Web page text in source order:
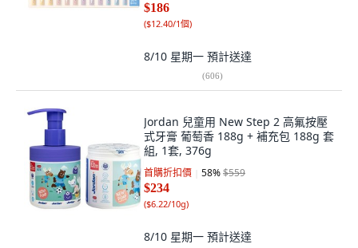
$186
($12.40/1個)
8/10 星期一 預計送達
(606)
Jordan 兒童用 New Step 2 高氟按壓
式牙膏 葡萄香 188g + 補充包 188g 套
組, 1套, 376g
首購折扣價 58%$559
$234
($6.22/10g)
8/10 星期一 預計送達